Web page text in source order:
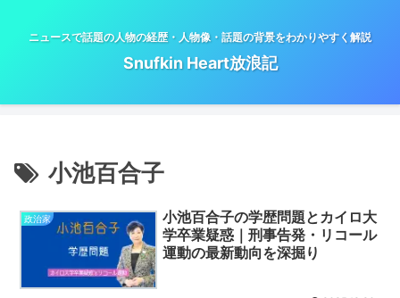
ニュースで話題の人物の経歴・人物像・話題の背景をわかりやすく解説
Snufkin Heart放浪記
小池百合子
政治家
小池百合子の学歴問題とカイロ大
学卒業疑惑｜刑事告発・リコール
運動の最新動向を深掘り